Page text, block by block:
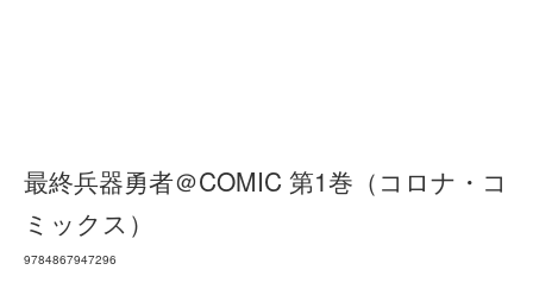
最終兵器勇者＠COMIC 第1巻（コロナ・コ
ミックス）
9784867947296